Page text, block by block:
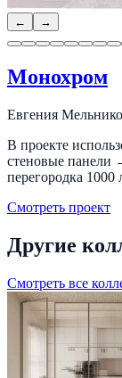
← →
Монохром
Евгения
В проекте
стеновые панели
перегородка 1000
Смотреть проект
Другие
Смотреть все